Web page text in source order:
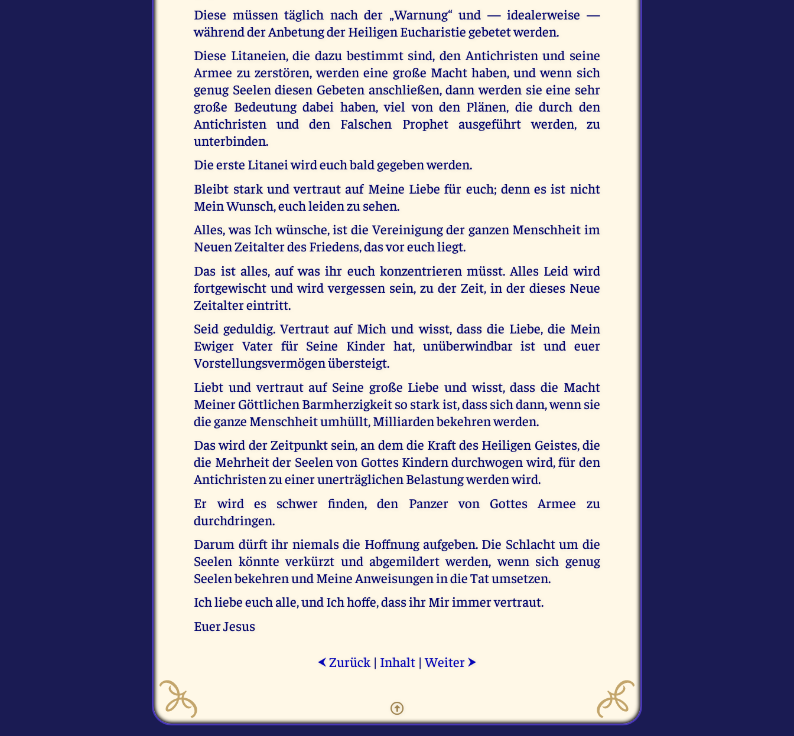
Diese müssen täglich nach der „Warnung“ und — idealerweise —
während der Anbetung der Heiligen Eucharistie gebetet werden.
Diese Litaneien, die dazu bestimmt sind, den Antichristen und seine
Armee zu zerstören, werden eine große Macht haben, und wenn sich
genug Seelen diesen Gebeten anschließen, dann werden sie eine sehr
große Bedeutung dabei haben, viel von den Plänen, die durch den
Antichristen und den Falschen Prophet ausgeführt werden, zu
unterbinden.
Die erste Litanei wird euch bald gegeben werden.
Bleibt stark und vertraut auf Meine Liebe für euch; denn es ist nicht
Mein Wunsch, euch leiden zu sehen.
Alles, was Ich wünsche, ist die Vereinigung der ganzen Menschheit im
Neuen Zeitalter des Friedens, das vor euch liegt.
Das ist alles, auf was ihr euch konzentrieren müsst. Alles Leid wird
fortgewischt und wird vergessen sein, zu der Zeit, in der dieses Neue
Zeitalter eintritt.
Seid geduldig. Vertraut auf Mich und wisst, dass die Liebe, die Mein
Ewiger Vater für Seine Kinder hat, unüberwindbar ist und euer
Vorstellungsvermögen übersteigt.
Liebt und vertraut auf Seine große Liebe und wisst, dass die Macht
Meiner Göttlichen Barmherzigkeit so stark ist, dass sich dann, wenn sie
die ganze Menschheit umhüllt, Milliarden bekehren werden.
Das wird der Zeitpunkt sein, an dem die Kraft des Heiligen Geistes, die
die Mehrheit der Seelen von Gottes Kindern durchwogen wird, für den
Antichristen zu einer unerträglichen Belastung werden wird.
Er wird es schwer finden, den Panzer von Gottes Armee zu
durchdringen.
Darum dürft ihr niemals die Hoffnung aufgeben. Die Schlacht um die
Seelen könnte verkürzt und abgemildert werden, wenn sich genug
Seelen bekehren und Meine Anweisungen in die Tat umsetzen.
Ich liebe euch alle, und Ich hoffe, dass ihr Mir immer vertraut.
Euer Jesus
⮜ Zurück | Inhalt |Weiter ⮞